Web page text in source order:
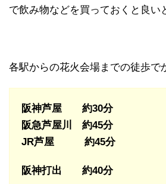
で飲み物などを買っておくと良い
各駅からの花火会場までの徒歩で
阪神芦屋 約30分
阪急芦屋川 約45分
JR芦屋 約45分
阪神打出 約40分